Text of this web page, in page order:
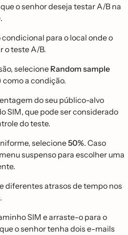
o senhor deseja testar A/B na
para o local onde o
o teste A/B.
selecioneRandom sample
como a condição.
do seu público-alvo
SIM, que pode ser considerado
do teste.
selecione50%. Caso
suspenso para escolher uma
diferentes atrasos de tempo nos
SIM e arraste-o para o
o senhor tenha dois e-mails